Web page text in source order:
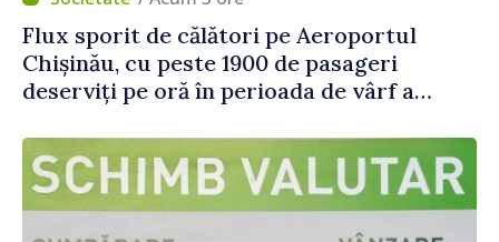
Flux sporit de călători pe Aeroportul
Chișinău, cu peste 1900 de pasageri
deserviți pe oră în perioada de vârf a